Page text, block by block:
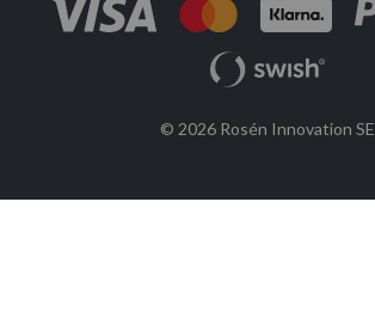
© 2026 Rosén Innovation SE